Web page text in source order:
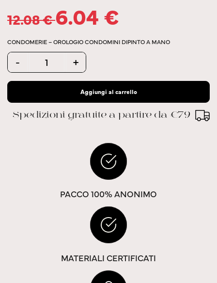
12.08€6.04€
CONDOMERIE – OROLOGIO CONDOMINI DIPINTO A MANO
Quantity
- +
Aggiungi al carrello
Spedizioni gratuite a partire da €79
PACCO 100% ANONIMO
MATERIALI CERTIFICATI